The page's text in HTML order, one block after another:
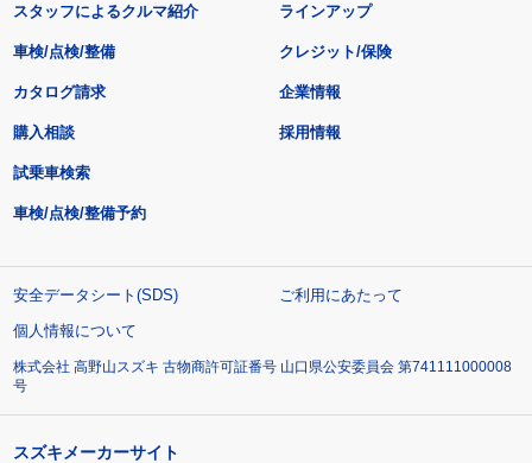
スタッフによるクルマ紹介 ラインアップ
車検/点検/整備 クレジット/保険
カタログ請求
購入相談
試乗車検索
車検/点検/整備予約
企業情報
採用情報
安全データシート(SDS)
ご利用にあたって
個人情報について
株式会社 高野山スズキ 古物商許可証番号 山口県公安委員会 第741111000008
号
スズキメーカーサイト